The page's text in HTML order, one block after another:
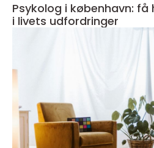
Psykolog i københavn:
i livets udfordringer